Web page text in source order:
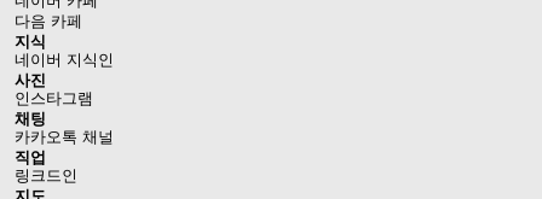
다음 카페
지식
네이버 지식인
사진
인스타그램
채팅
카카오톡 채널
직업
링크드인